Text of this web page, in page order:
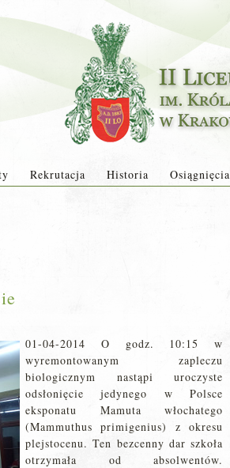
Rekrutacja Historia Osiągnięcia
01-04-2014 O godz. 10:15 w
wyremontowanym zapleczu
biologicznym nastąpi uroczyste
odsłonięcie jedynego w Polsce
eksponatu Mamuta włochatego
(Mammuthus primigenius) z okresu
plejstocenu. Ten bezcenny dar szkoła
otrzymała od absolwentów.